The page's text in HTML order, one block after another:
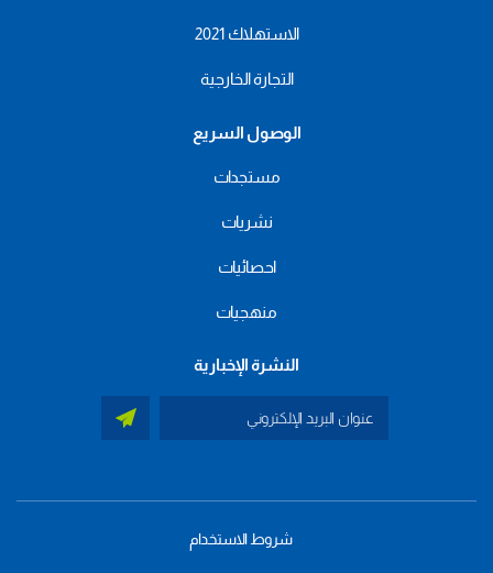
الاستهلاك 2021
التجارة الخارجية
الوصول السريع
مستجدات
نشريات
احصائيات
منهجيات
النشرة الإخبارية
شروط الاستخدام